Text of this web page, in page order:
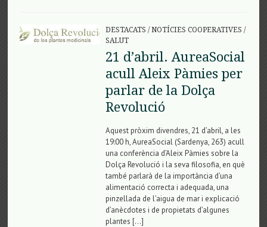
DESTACATS /NOTÍCIES COOPERATIVES /
SALUT
21 d’abril. AureaSocial
acull Aleix Pàmies per
parlar de la Dolça
Revolució
Aquest pròxim divendres, 21 d’abril, a les
19:00 h, AureaSocial (Sardenya, 263) acull
una conferència d’Aleix Pàmies sobre la
Dolça Revolució i la seva filosofia, en què
també parlarà de la importància d’una
alimentació correcta i adequada, una
pinzellada de l’aigua de mar i explicació
d’anècdotes i de propietats d’algunes
plantes […]